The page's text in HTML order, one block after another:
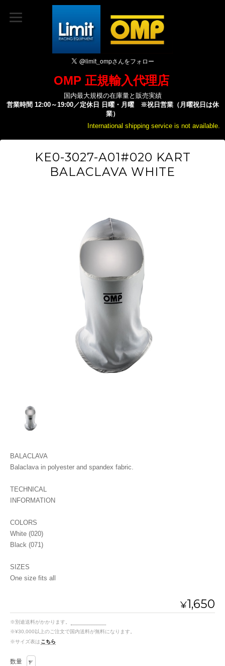
OMP 正規輸入代理店
国内最大規模の在庫量と販売実績
営業時間 12:00～19:00／定休日 日曜・月曜 ※祝日営業（月曜祝日は休
業）
International shipping service is not available.
KE0-3027-A01#020 KART
BALACLAVA WHITE
BALACLAVA
Balaclava in polyester and spandex fabric.
TECHNICAL
INFORMATION
COLORS
White (020)
Black (071)
SIZES
One size fits all
¥1,650
※別途送料がかかります。
※¥30,000以上のご注文で国内送料が無料になります。
※サイズ表は こちら
数量